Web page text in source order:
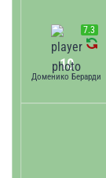
7.3
10
Доменико Берарди